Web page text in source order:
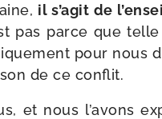
il s’a­git de
pas parce que
pour nous
de ce conflit.
et nous l’a­vons